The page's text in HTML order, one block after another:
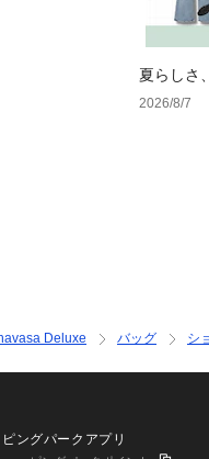
夏らしさ
ーデ4選
2026/8/7
Deluxe バッグ シ
ングパークアプリ